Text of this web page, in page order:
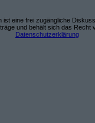
ist eine frei zugängliche
und behält sich das
Datenschutzerklärung